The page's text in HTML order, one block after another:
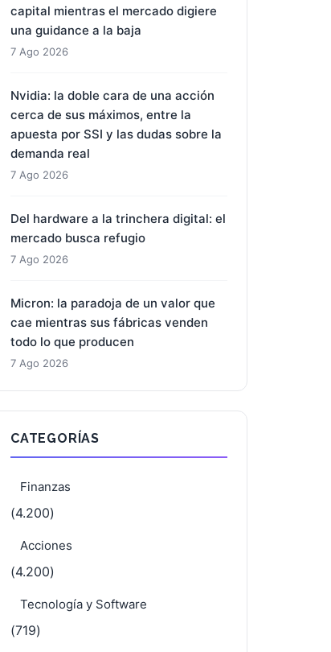
capital mientras el mercado digiere
una guidance a la baja
7 Ago 2026
Nvidia: la doble cara de una acción
cerca de sus máximos, entre la
apuesta por SSI y las dudas sobre la
demanda real
7 Ago 2026
Del hardware a la trinchera digital: el
mercado busca refugio
7 Ago 2026
Micron: la paradoja de un valor que
cae mientras sus fábricas venden
todo lo que producen
7 Ago 2026
CATEGORÍAS
Finanzas
(4.200)
Acciones
(4.200)
Tecnología y Software
(719)